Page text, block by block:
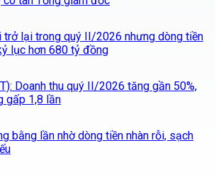
trở lại trong quý II/2026 nhưng dòng tiền
lục hơn 680 tỷ đồng
Doanh thu quý II/2026 tăng gần 50%,
gấp 1,8 lần
bằng lần nhờ dòng tiền nhàn rỗi, sạch